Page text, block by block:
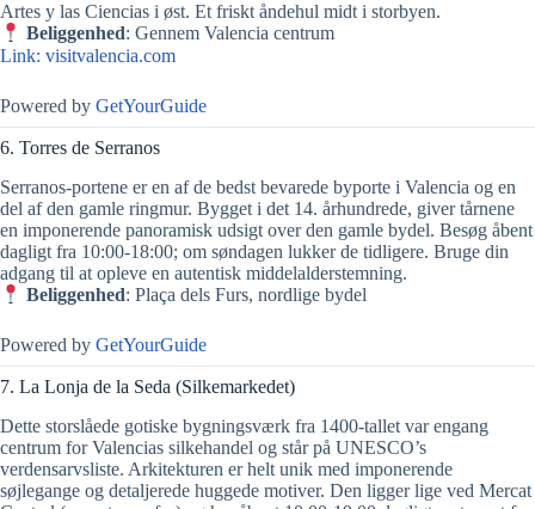
Artes y las Ciencias i øst. Et friskt åndehul midt i storbyen.
Beliggenhed: Gennem Valencia centrum
Link: visitvalencia.com
Powered by GetYourGuide
6. Torres de Serranos
Serranos-portene er en af de bedst bevarede byporte i Valencia og en
del af den gamle ringmur. Bygget i det 14. århundrede, giver tårnene
en imponerende panoramisk udsigt over den gamle bydel. Besøg åbent
dagligt fra 10:00‑18:00; om søndagen lukker de tidligere. Bruge din
adgang til at opleve en autentisk middelalderstemning.
Beliggenhed: Plaça dels Furs, nordlige bydel
Powered by GetYourGuide
7. La Lonja de la Seda (Silkemarkedet)
Dette storslåede gotiske bygningsværk fra 1400‑tallet var engang
centrum for Valencias silkehandel og står på UNESCO’s
verdensarvsliste. Arkitekturen er helt unik med imponerende
søjlegange og detaljerede huggede motiver. Den ligger lige ved Mercat